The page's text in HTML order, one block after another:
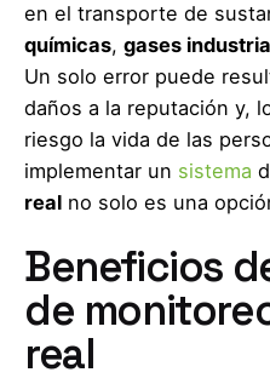
en el transporte de
químicas, gases
Un solo error puede
daños a la reputación y,
riesgo la vida de las
implementar un sistema
real no solo es una
Beneficios
de
real